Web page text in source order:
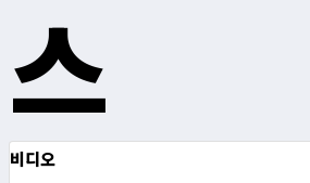
스
비디오